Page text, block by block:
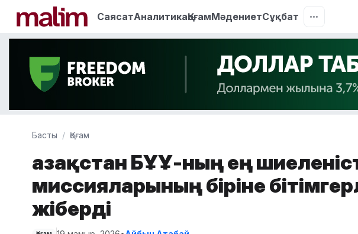
СаясатАналитикаҚоғамМәдениетСұқбат
Басты Қоғам
Қазақстан БҰҰ-ның ең
миссияларының біріне
жіберді